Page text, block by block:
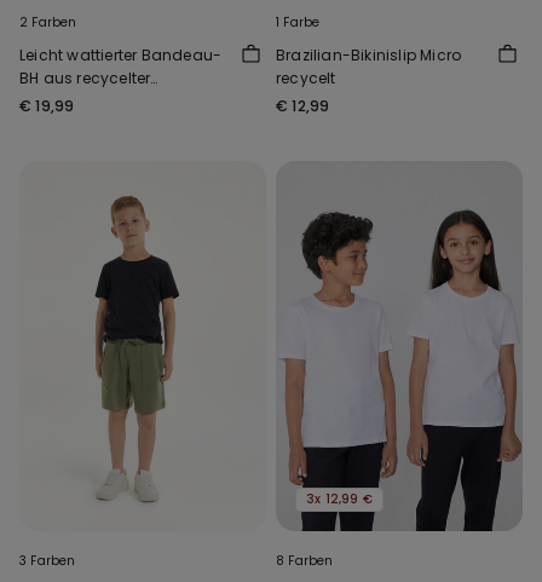
2 Farben
Leicht wattierter Bandeau-
BH aus recycelter
Mikrofaser Full Coverage
€ 19,99
1 Farbe
Brazilian-Bikinislip Micro
recycelt
€ 12,99
3 Farben
3x 12,99 €
8 Farben